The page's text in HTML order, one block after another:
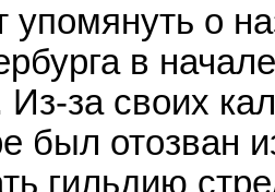
упомянуть о
в
за своих
был отозван
гильдию